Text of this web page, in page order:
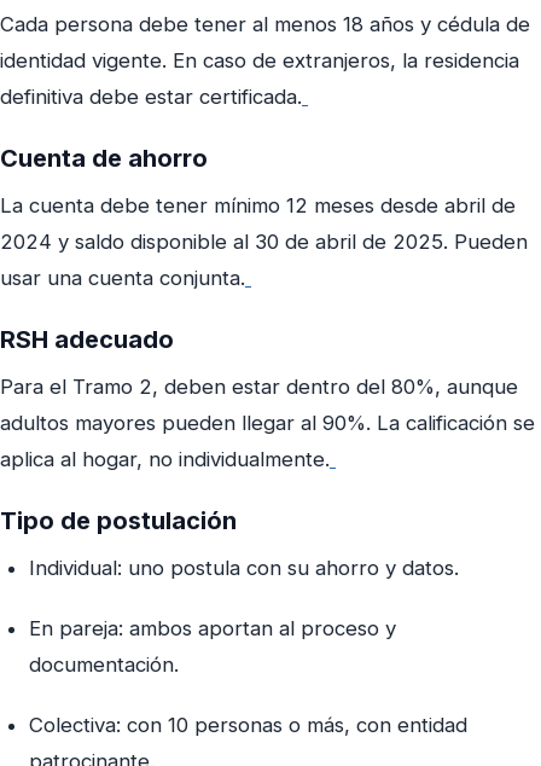
Cada persona debe tener al menos 18 años y cédula de
identidad vigente. En caso de extranjeros, la residencia
definitiva debe estar certificada.
Cuenta de ahorro
La cuenta debe tener mínimo 12 meses desde abril de
2024 y saldo disponible al 30 de abril de 2025. Pueden
usar una cuenta conjunta.
RSH adecuado
Para el Tramo 2, deben estar dentro del 80%, aunque
adultos mayores pueden llegar al 90%. La calificación se
aplica al hogar, no individualmente.
Tipo de postulación
Individual: uno postula con su ahorro y datos.
En pareja: ambos aportan al proceso y
documentación.
Colectiva: con 10 personas o más, con entidad